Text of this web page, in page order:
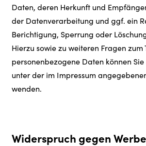
Daten, deren Herkunft und
der Datenverarbeitung und ggf. ein
Berichtigung, Sperrung oder
Hierzu sowie zu weiteren Fragen zum
personenbezogene Daten können
unter der im Impressum
wenden.
Widerspruch gegen